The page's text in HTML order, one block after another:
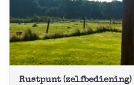
Rustpunt (zelfbediening)